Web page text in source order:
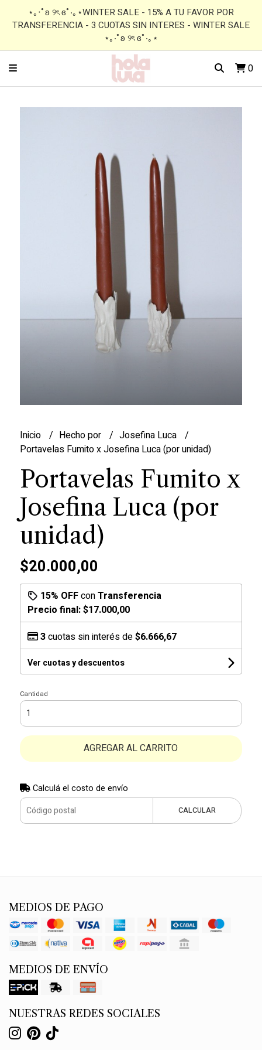
⋆｡‧˚ʚ ୨ৎ ɞ˚‧｡⋆WINTER SALE - 15% A TU FAVOR POR
TRANSFERENCIA - 3 CUOTAS SIN INTERES - WINTER SALE
⋆｡‧˚ʚ ୨ৎ ɞ˚‧｡⋆
0
Inicio Hecho por
Josefina Luca
Portavelas Fumito x Josefina Luca (por unidad)
Portavelas Fumito x
Josefina Luca (por
unidad)
$20.000,00
15% OFFconTransferencia
Precio final:$17.000,00
3cuotas sin interés de$6.666,67
Ver cuotas y descuentos
Cantidad
AGREGAR AL CARRITO
Calculá el costo de envío
CALCULAR
MEDIOS DE PAGO
MEDIOS DE ENVÍO
NUESTRAS REDES SOCIALES